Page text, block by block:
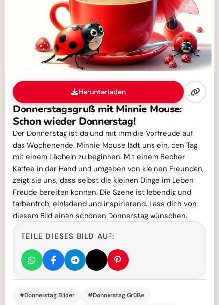
Herunterladen
Donnerstagsgruß mit Minnie Mouse:
Schon wieder Donnerstag!
Der Donnerstag ist da und mit ihm die Vorfreude auf
das Wochenende. Minnie Mouse lädt uns ein, den Tag
mit einem Lächeln zu beginnen. Mit einem Becher
Kaffee in der Hand und umgeben von kleinen Freunden,
zeigt sie uns, dass selbst die kleinen Dinge im Leben
Freude bereiten können. Die Szene ist lebendig und
farbenfroh, einladend und inspirierend. Lass dich von
diesem Bild einen schönen Donnerstag wünschen.
TEILE DIESES BILD AUF:
#Donnerstag Bilder
#Donnerstag Grüße